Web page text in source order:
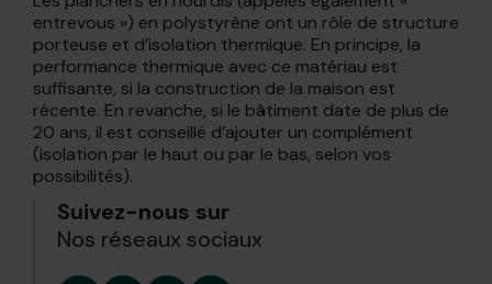
entrevous ») en polystyrène ont un rôle de structure
porteuse et d’isolation thermique. En principe, la
performance thermique avec ce matériau est
suffisante, si la construction de la maison est
récente. En revanche, si le bâtiment date de plus de
20 ans, il est conseillé d’ajouter un complément
(isolation par le haut ou par le bas, selon vos
possibilités).
Suivez-nous sur
Nos réseaux sociaux